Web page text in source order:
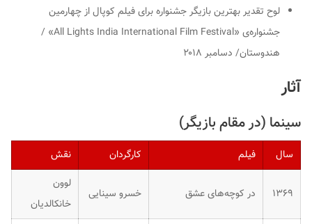
لوح تقدیر بهترین بازیگر جشنواره برای فیلم کوپال از چهارمین
جشنواره‌ی «All Lights India International Film Festival» /
هندوستان/ دسامبر ۲۰۱۸
آثار
سینما (در مقام بازیگر)
سال فیلم کارگردان نقش
۱۳۶۹ در کوچه‌های عشق خسرو سینایی
لوون
خانکالدیان